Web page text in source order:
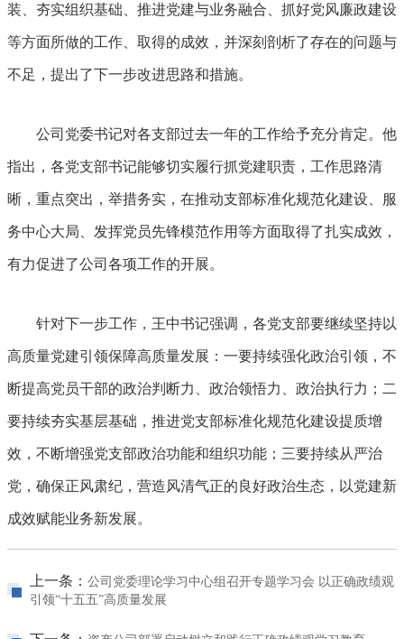
装、夯实组织基础、推进党建与业务融合、抓好党风廉政建设
等方面所做的工作、取得的成效，并深刻剖析了存在的问题与
不足，提出了下一步改进思路和措施。
公司党委书记对各支部过去一年的工作给予充分肯定。他
指出，各党支部书记能够切实履行抓党建职责，工作思路清
晰，重点突出，举措务实，在推动支部标准化规范化建设、服
务中心大局、发挥党员先锋模范作用等方面取得了扎实成效，
有力促进了公司各项工作的开展。
针对下一步工作，王中书记强调，各党支部要继续坚持以
高质量党建引领保障高质量发展：一要持续强化政治引领，不
断提高党员干部的政治判断力、政治领悟力、政治执行力；二
要持续夯实基层基础，推进党支部标准化规范化建设提质增
效，不断增强党支部政治功能和组织功能；三要持续从严治
党，确保正风肃纪，营造风清气正的良好政治生态，以党建新
成效赋能业务新发展。
上一条： 公司党委理论学习中心组召开专题学习会 以正确政绩观
引领“十五五”高质量发展